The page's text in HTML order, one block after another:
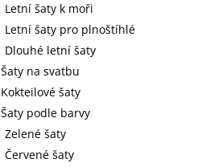
Letní šaty k moři
Letní šaty pro plnoštíhlé
Dlouhé letní šaty
Šaty na svatbu
Kokteilové šaty
Šaty podle barvy
Zelené šaty
Červené šaty